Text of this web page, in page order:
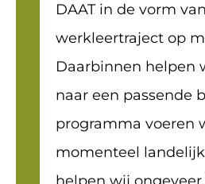
DAAT in de vorm
werkleertraject op
Daarbinnen helpen
naar een passende
programma voeren
momenteel